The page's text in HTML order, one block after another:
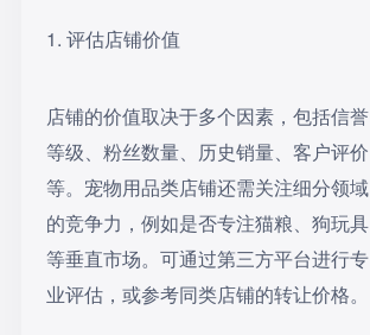
1. 评估店铺价值
店铺的价值取决于多个因素，包括信誉
等级、粉丝数量、历史销量、客户评价
等。宠物用品类店铺还需关注细分领域
的竞争力，例如是否专注猫粮、狗玩具
等垂直市场。可通过第三方平台进行专
业评估，或参考同类店铺的转让价格。